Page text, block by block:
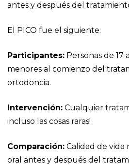
antes y después del
El PICO fue el siguiente:
Participantes: Personas de 17
menores al comienzo del
ortodoncia.
Intervención: Cualquier
incluso las cosas raras!
Comparación: Calidad de vida
oral antes y después del